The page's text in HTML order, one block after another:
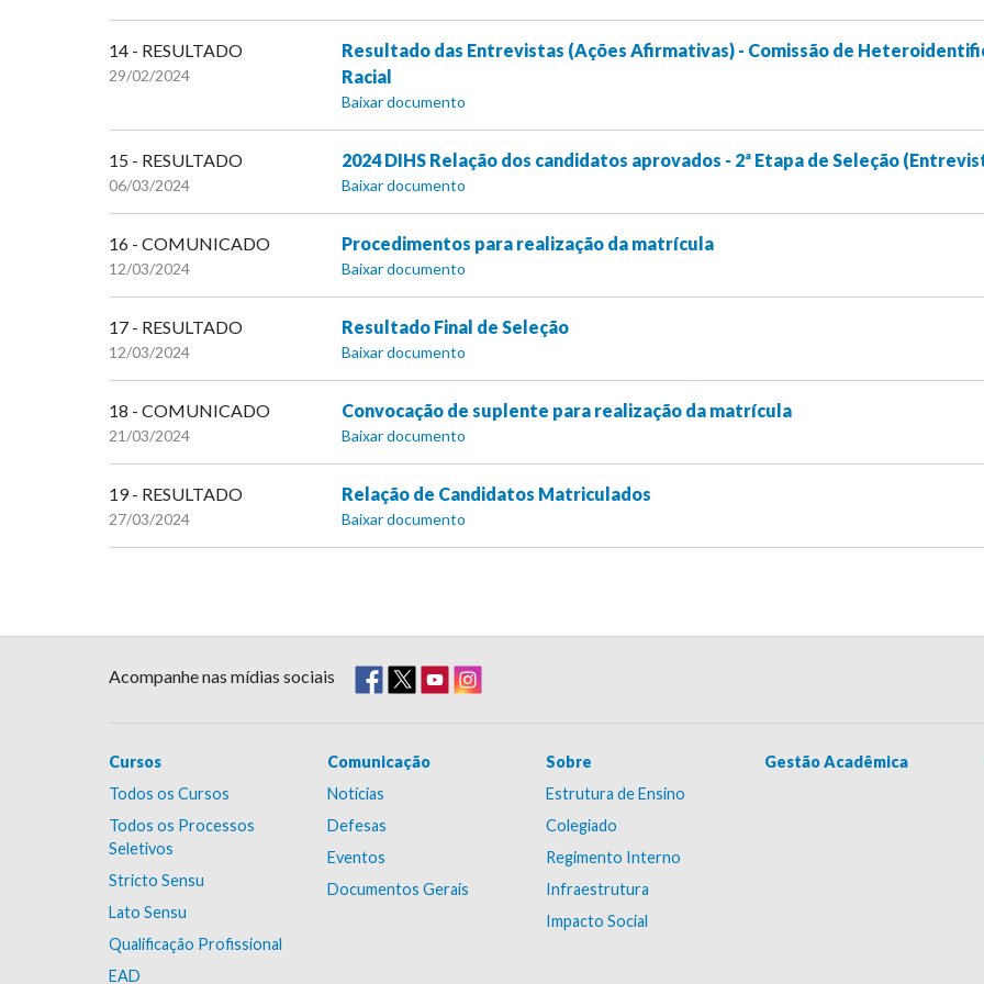
14 - RESULTADO
29/02/2024
Resultado das Entrevistas (Ações Afirmativas) - Comissão de
Racial
Baixar documento
15 - RESULTADO
06/03/2024
2024 DIHS Relação dos candidatos aprovados - 2ª Etapa de Seleção
Baixar documento
16 - COMUNICADO
12/03/2024
Procedimentos para realização da matrícula
Baixar documento
17 - RESULTADO
12/03/2024
Resultado Final de Seleção
Baixar documento
18 - COMUNICADO
21/03/2024
Convocação de suplente para realização da matrícula
Baixar documento
19 - RESULTADO
27/03/2024
Relação de Candidatos Matriculados
Baixar documento
Acompanhe nas mídias sociais
Cursos
Todos os Cursos
Todos os Processos
Seletivos
Stricto Sensu
Lato Sensu
Qualificação Profissional
EAD
Comunicação
Notícias
Defesas
Eventos
Documentos Gerais
Sobre
Estrutura de Ensino
Colegiado
Regimento Interno
Infraestrutura
Impacto Social
Gestão Acadêmica